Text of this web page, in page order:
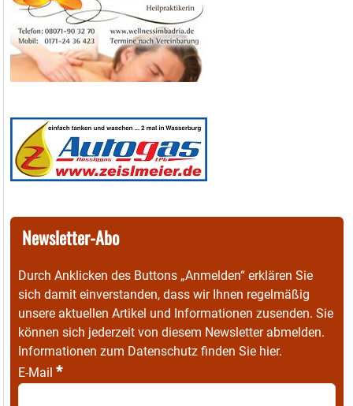
Newsletter-Abo
Durch Anklicken des Buttons „Anmelden“ erklären Sie
sich damit einverstanden, dass wir Ihnen regelmäßig
unsere aktuellen Artikel und Informationen zusenden. Sie
können sich jederzeit von diesem Newsletter abmelden.
Informationen zum Datenschutz finden Sie hier.
E-Mail *